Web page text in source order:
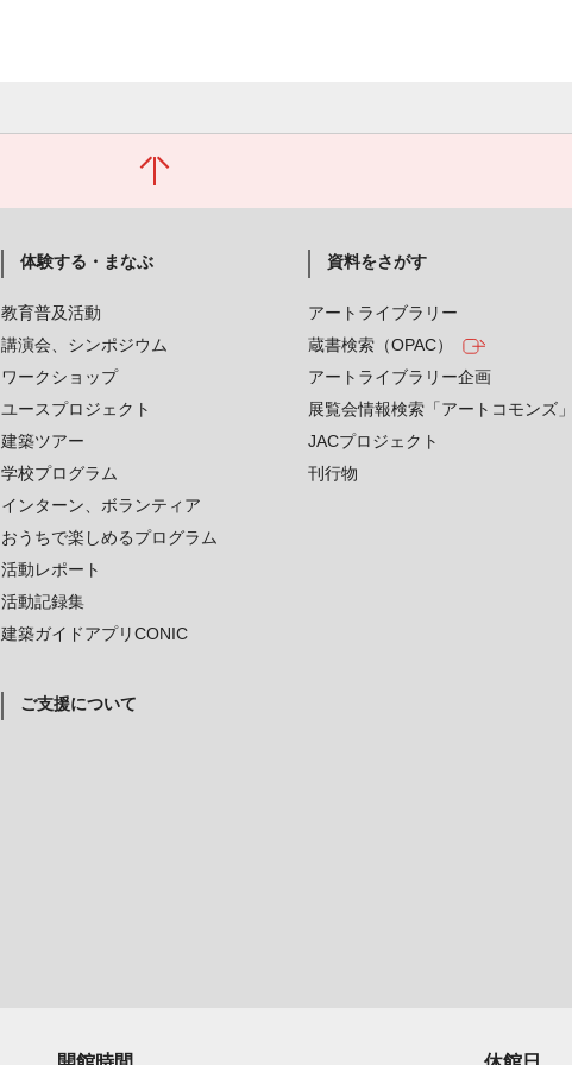
体験する・まなぶ
教育普及活動
講演会、シンポジウム
ワークショップ
ユースプロジェクト
建築ツアー
学校プログラム
インターン、ボランティア
おうちで楽しめるプログラム
活動レポート
活動記録集
建築ガイドアプリCONIC
資料をさがす
アートライブラリー
蔵書検索（OPAC）
アートライブラリー企画
展覧会情報検索「アートコモンズ」
JACプロジェクト
刊行物
ご支援について